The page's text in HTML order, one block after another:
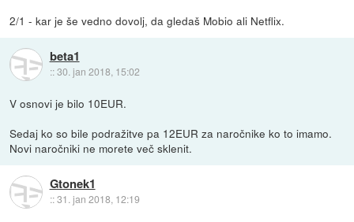
2/1 - kar je še vedno dovolj, da gledaš Mobio ali Netflix.
beta1
::30. jan 2018, 15:02
V osnovi je bilo 10EUR.
Sedaj ko so bile podražitve pa 12EUR za naročnike ko to imamo.
Novi naročniki ne morete več sklenit.
Gtonek1
::31. jan 2018, 12:19